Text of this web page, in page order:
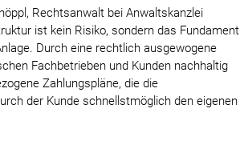
Rechtsanwalt bei Anwaltskanzlei
ist kein Risiko, sondern das Fundament
Durch eine rechtlich ausgewogene
Fachbetrieben und Kunden nachhaltig
Zahlungspläne, die die
der Kunde schnellstmöglich den eigenen